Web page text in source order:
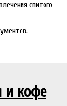
спитого
и кофе